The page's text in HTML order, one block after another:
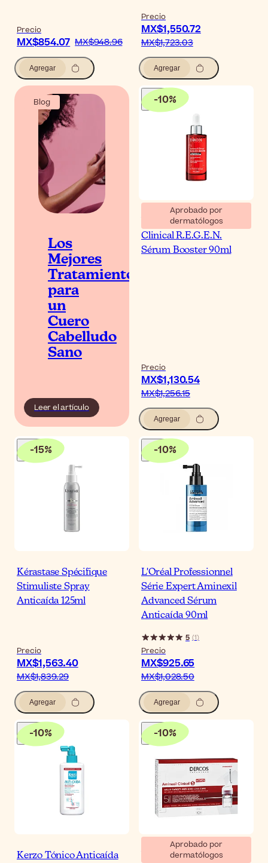
Precio
MX$854.07 MX$948.96
Agregar
Precio
MX$1,550.72
MX$1,723.03
Agregar
Blog
Los
Mejores
Tratamientos
para
un
Cuero
Cabelludo
Sano
Leer el artículo
-10%
Aprobado por
dermatólogos
Vichy Dercos Aminexil
Clinical R.E.G.E.N.
Sérum Booster 90ml
Precio
MX$1,130.54
MX$1,256.15
Agregar
-15%
Kérastase Spécifique
Stimuliste Spray
Anticaída 125ml
Precio
MX$1,563.40
MX$1,839.29
Agregar
-10%
L'Oréal Professionnel
Série Expert Aminexil
Advanced Sérum
Anticaída 90ml
5 (1)
Precio
MX$925.65
MX$1,028.50
Agregar
-10%
Kerzo Tónico Anticaída
-10%
Aprobado por
dermatólogos
Vichy Dercos Aminexil